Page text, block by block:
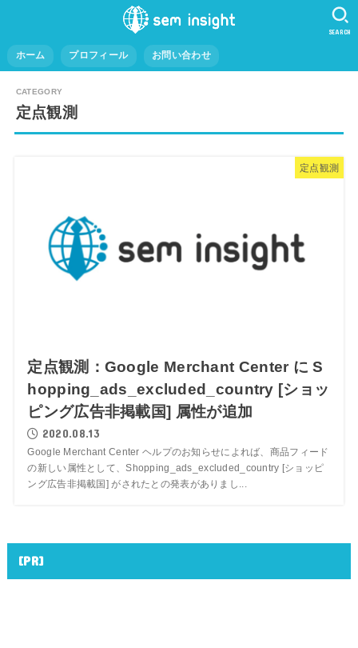
ホーム プロフィール お問い合わせ
SEARCH
定点観測
定点観測
定点観測：Google Merchant Center に S
hopping_ads_excluded_country [ショッ
ピング広告非掲載国] 属性が追加
2020.08.13
Google Merchant Center ヘルプのお知らせによれば、商品フィード
の新しい属性として、Shopping_ads_excluded_country [ショッピ
ング広告非掲載国] がされたとの発表がありまし...
[PR]